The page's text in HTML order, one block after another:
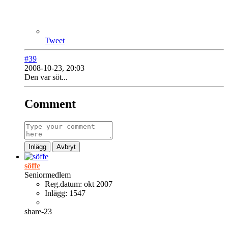
Tweet
#39
2008-10-23, 20:03
Den var söt...
Comment
Inlägg Avbryt
söffe
Seniormedlem
Reg.datum: okt 2007
Inlägg: 1547
share-23